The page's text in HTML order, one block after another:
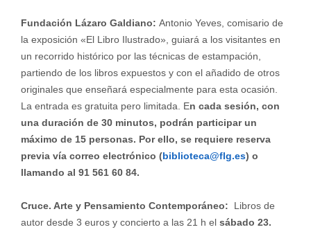
Fundación Lázaro Galdiano: Antonio Yeves, comisario de
la exposición «El Libro Ilustrado», guiará a los visitantes en
un recorrido histórico por las técnicas de estampación,
partiendo de los libros expuestos y con el añadido de otros
originales que enseñará especialmente para esta ocasión.
La entrada es gratuita pero limitada. En cada sesión, con
una duración de 30 minutos, podrán participar un
máximo de 15 personas. Por ello, se requiere reserva
previa vía correo electrónico (biblioteca@flg.es) o
llamando al 91 561 60 84.
Cruce. Arte y Pensamiento Contemporáneo: Libros de
autor desde 3 euros y concierto a las 21 h el sábado 23.